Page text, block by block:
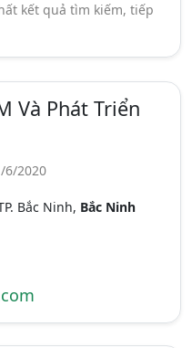
kết quả tìm kiếm, tiếp
Và Phát Triển
6/2020
Bắc Ninh, Bắc Ninh